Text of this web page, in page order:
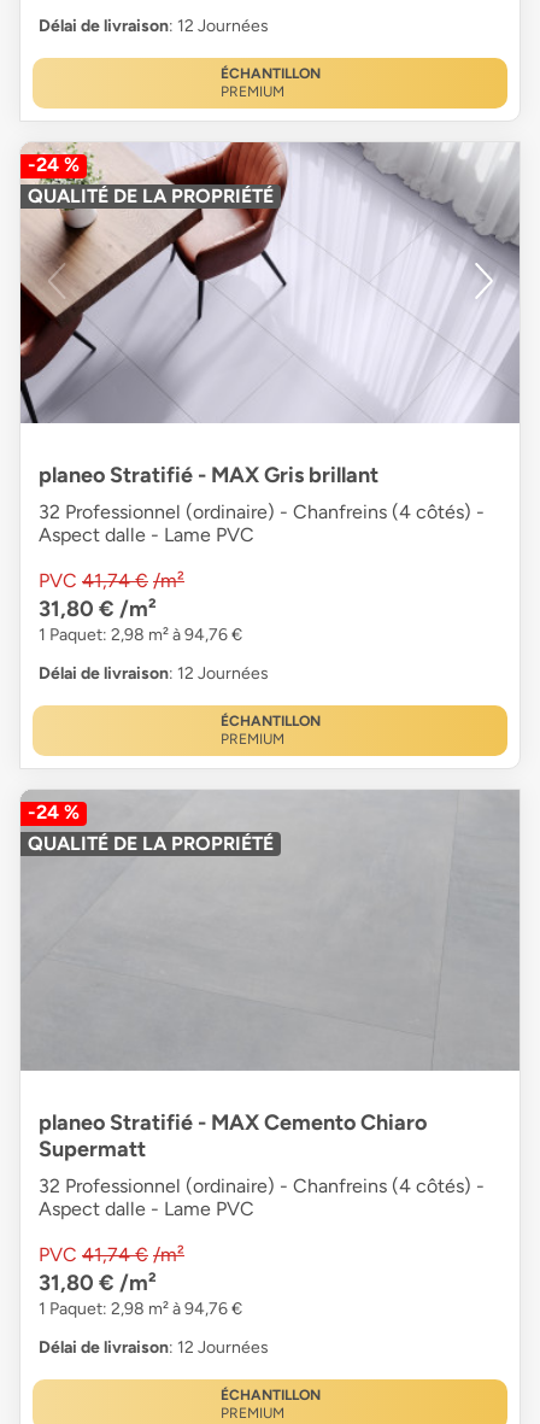
Délai de livraison: 12 Journées
ÉCHANTILLON
PREMIUM
-24 %
QUALITÉ DE LA PROPRIÉTÉ
planeo Stratifié - MAX Gris brillant
32 Professionnel (ordinaire) - Chanfreins (4 côtés) -
Aspect dalle - Lame PVC
PVC 41,74 € /m²
31,80 € /m²
1 Paquet: 2,98 m² à 94,76 €
Délai de livraison: 12 Journées
ÉCHANTILLON
PREMIUM
-24 %
QUALITÉ DE LA PROPRIÉTÉ
planeo Stratifié - MAX Cemento Chiaro
Supermatt
32 Professionnel (ordinaire) - Chanfreins (4 côtés) -
Aspect dalle - Lame PVC
PVC 41,74 € /m²
31,80 € /m²
1 Paquet: 2,98 m² à 94,76 €
Délai de livraison: 12 Journées
ÉCHANTILLON
PREMIUM